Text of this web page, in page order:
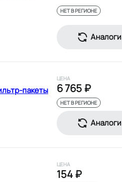
НЕТ В РЕГИОНЕ
Аналоги
пакеты
ЦЕНА
6 765 ₽
НЕТ В РЕГИОНЕ
Аналоги
ЦЕНА
154 ₽